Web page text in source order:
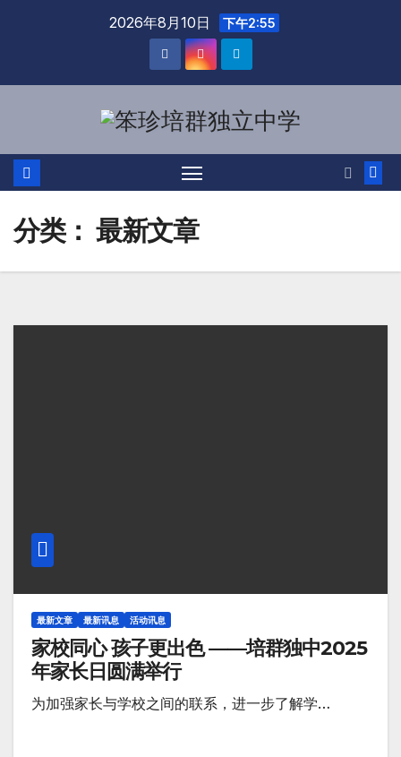
2026年8月10日 下午2:55
分类： 最新文章
最新文章 最新讯息 活动讯息
家校同心 孩子更出色 ——培群独中2025
年家长日圆满举行
为加强家长与学校之间的联系，进一步了解学…